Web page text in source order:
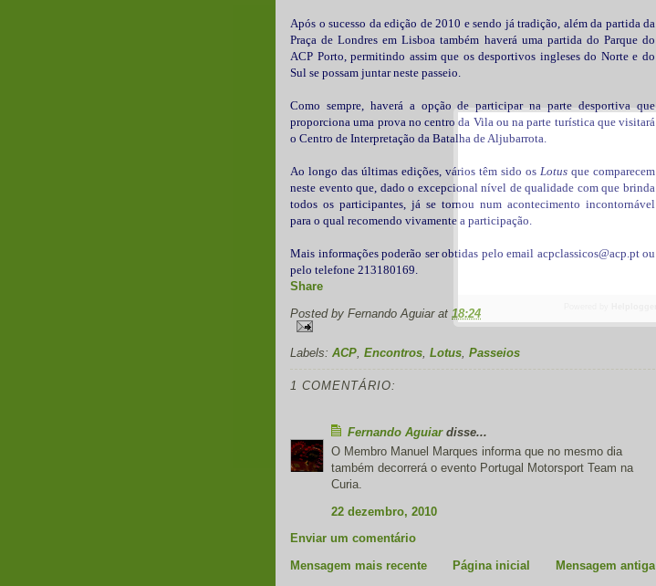
Após o sucesso da edição de 2010 e sendo já tradição, além da partida da
Praça de Londres em Lisboa também haverá uma partida do Parque do
ACP Porto, permitindo assim que os desportivos ingleses do Norte e do
Sul se possam juntar neste passeio.
Como sempre, haverá a opção de participar na parte desportiva que
proporciona uma prova no centro da Vila ou na parte turística que visitará
o Centro de Interpretação da Batalha de Aljubarrota.
Ao longo das últimas edições, vários têm sido os Lotus que comparecem
neste evento que, dado o excepcional nível de qualidade com que brinda
todos os participantes, já se tornou num acontecimento incontornável
para o qual recomendo vivamente a participação.
Mais informações poderão ser obtidas pelo email acpclassicos@acp.pt ou
pelo telefone 213180169.
Share
Posted by Fernando Aguiar at 18:24
Labels: ACP Encontros Lotus Passeios
1 COMENTÁRIO:
Fernando Aguiardisse...
O Membro Manuel Marques informa que no mesmo dia
também decorrerá o evento Portugal Motorsport Team na
Curia.
22 dezembro, 2010
Enviar um comentário
Mensagem mais recente
Mensagem antiga
Página inicial